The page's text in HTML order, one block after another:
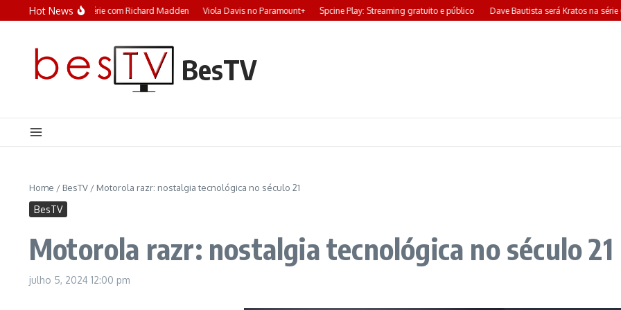
Ir para o conteúdo
Hot News
Trauma: A nova série com Richard Madden Viola Davis no Paramount+ Spcine Play: Streaming gratuito e público Dave Bautista será Kratos na série
BesTV
Home / BesTV / Motorola razr: nostalgia tecnológica no século 21
BesTV
Motorola razr: nostalgia tecnológica no século 21
julho 5, 2024 12:00 pm